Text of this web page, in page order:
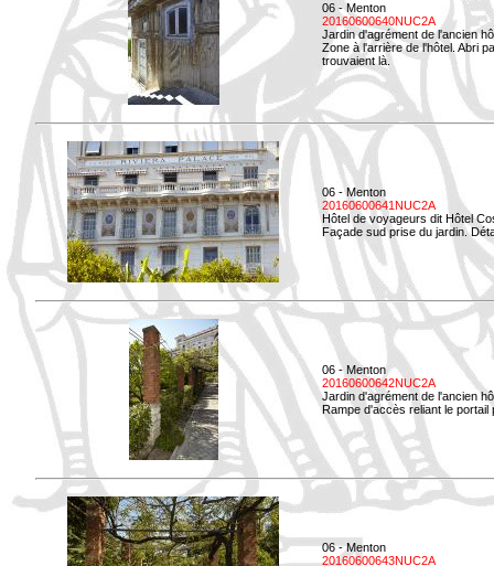
06 - Menton
20160600640NUC2A
Jardin d'agrément de l'ancien
Zone à l'arrière de l'hôtel. Abri
trouvaient là.
06 - Menton
20160600641NUC2A
Hôtel de voyageurs dit Hôtel
Façade sud prise du jardin.
06 - Menton
20160600642NUC2A
Jardin d'agrément de l'ancien
Rampe d'accès reliant le portail
06 - Menton
20160600643NUC2A